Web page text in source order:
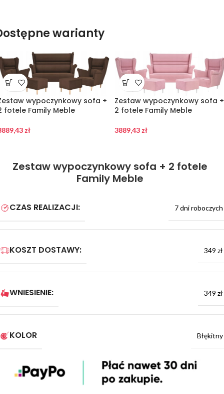
warianty
wypoczynkowy sofa +
fotele Family Meble
zł
Zestaw wypoczynkowy sofa +
2 fotele Family Meble
3889,43 zł
Zestaw wypoczynkowy sofa + 2 fotele
Family Meble
CZAS REALIZACJI: 7 dni roboczych
KOSZT DOSTAWY: 349 zł
WNIESIENIE: 349 zł
KOLOR Błękitny